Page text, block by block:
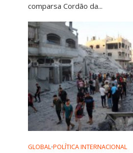
comparsa Cordão da...
GLOBAL•POLÍTICA INTERNACIONAL